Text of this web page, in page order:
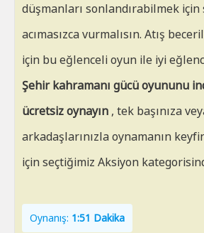
düşmanları sonlandırabilmek için
acımasızca vurmalısın. Atış
için bu eğlenceli oyun ile iyi
Şehir kahramanı gücü oyununu
ücretsiz oynayın , tek başınıza
arkadaşlarınızla oynamanın
için seçtiğimiz Aksiyon
Oynanış: 1:51 Dakika